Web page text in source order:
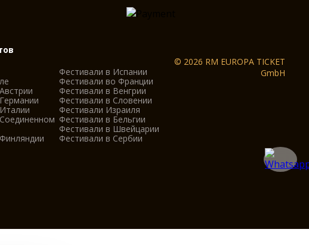
Фестивали в Испании
Фестивали во Франции
Фестивали в Венгрии
Фестивали в Словении
Фестивали Израиля
Фестивали в Бельгии
Фестивали в Швейцарии
Фестивали в Сербии
© 2026 RM EUROPA TICKET
GmbH